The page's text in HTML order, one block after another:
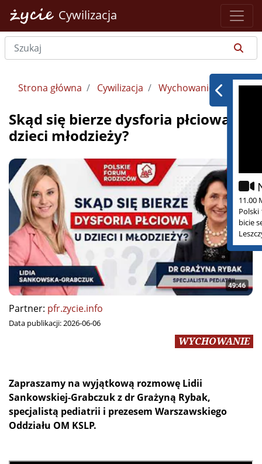
Cywilizacja
11.00
Polski
bicie
Strona główna Cywilizacja Wychowanie
Skąd się bierze dysforia płciowa u
dzieci młodzieży?
Partner: pfr.zycie.info
Data publikacji:2026-06-06
WYCHOWANIE
Zapraszamy na wyjątkową rozmowę Lidii
Sankowskiej-Grabczuk z dr Grażyną Rybak,
specjalistą pediatrii i prezesem Warszawskiego
Oddziału OM KSLP.